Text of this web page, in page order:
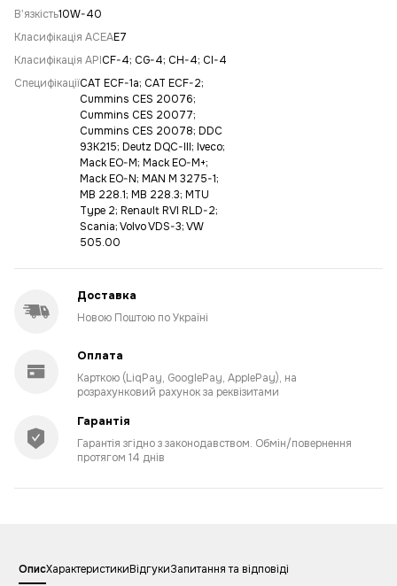
Вʼязкість10W-40
Класифікація ACEAE7
Класифікація APICF-4; CG-4; CH-4; CI-4
СпецифікаціїCAT ECF-1a; CAT ECF-2;
Cummins CES 20076;
Cummins CES 20077;
Cummins CES 20078; DDC
93K215; Deutz DQC-III; Iveco;
Mack EO-M; Mack EO-M+;
Mack EO-N; MAN M 3275-1;
MB 228.1; MB 228.3; MTU
Type 2; Renault RVI RLD-2;
Scania; Volvo VDS-3; VW
505.00
Доставка
Новою Поштою по Україні
Оплата
Карткою (LiqPay, GooglePay, ApplePay), на
розрахунковий рахунок за реквізитами
Гарантія
Гарантія згідно з законодавством. Обмін/повернення
протягом 14 днів
ОписХарактеристикиВідгукиЗапитання та відповіді